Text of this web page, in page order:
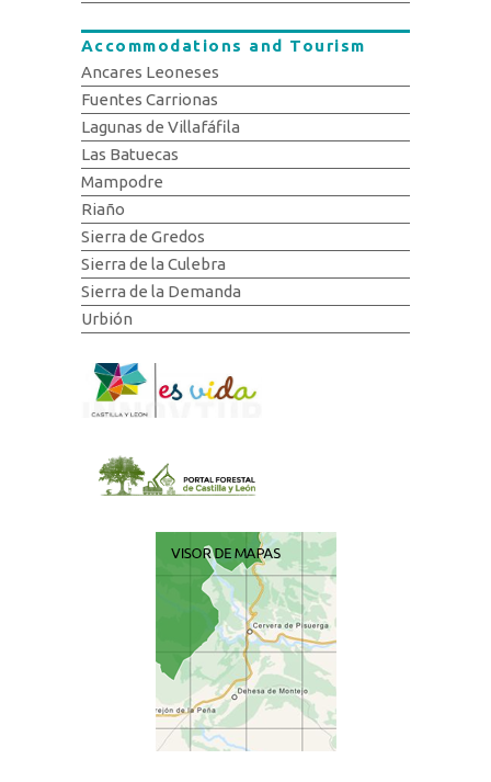
Accommodations and Tourism
Ancares Leoneses
Fuentes Carrionas
Lagunas de Villafáfila
Las Batuecas
Mampodre
Riaño
Sierra de Gredos
Sierra de la Culebra
Sierra de la Demanda
Urbión